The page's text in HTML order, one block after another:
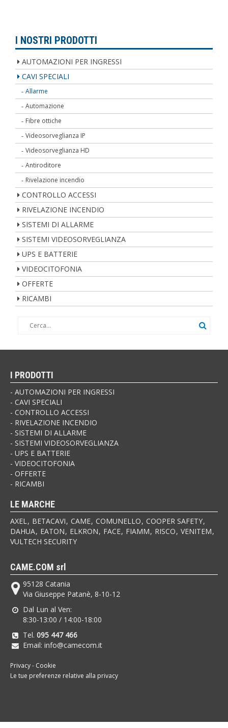
I NOSTRI PRODOTTI
AUTOMAZIONI PER INGRESSI
CAVI SPECIALI
Allarme
Automazione
Fibre ottiche
Videosorveglianza IP
Videosorveglianza HD
Antiroditore
Rivelazione incendio
CONTROLLO ACCESSI
RIVELAZIONE INCENDIO
SISTEMI DI ALLARME
SISTEMI VIDEOSORVEGLIANZA
UPS E BATTERIE
VIDEOCITOFONIA
OFFERTE
RICAMBI
I PRODOTTI
AUTOMAZIONI PER INGRESSI
CAVI SPECIALI
CONTROLLO ACCESSI
RIVELAZIONE INCENDIO
SISTEMI DI ALLARME
SISTEMI VIDEOSORVEGLIANZA
UPS E BATTERIE
VIDEOCITOFONIA
OFFERTE
RICAMBI
LE MARCHE
AXEL BETACAVI CAME COMUNELLO COOPER SAFETY
DAHUA EATON ELKRON FACE FIAMM RISCO VENITEM
VULTECH SECURITY
CAME.COM srl
95128 Catania
Via Giuseppe Patanè, 8-10-12
Dal Lun al Ven:
8:30-13:00 / 14:00-18:00
Tel. 095 447 466
Email: info@camecom.it
Privacy- Cookie
Le tue preferenze relative alla privacy